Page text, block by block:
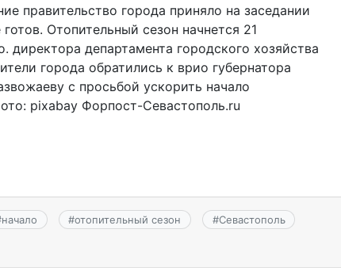
правительство города приняло на заседании
Отопительный сезон начнется 21
директора департамента городского хозяйства
города обратились к врио губернатора
с просьбой ускорить начало
pixabay Форпост-Севастополь.ru
начало #отопительный сезон #Севастополь